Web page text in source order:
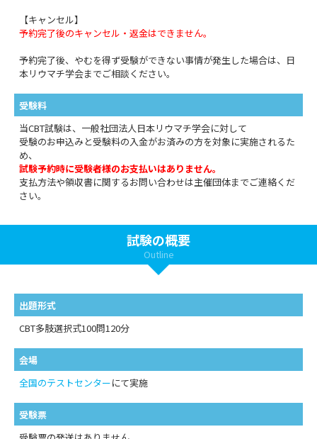
【キャンセル】
予約完了後のキャンセル・返金はできません。
予約完了後、やむを得ず受験ができない事情が発生した場合は、日
本リウマチ学会までご相談ください。
受験料
当CBT試験は、一般社団法人日本リウマチ学会に対して
受験のお申込みと受験料の入金がお済みの方を対象に実施されるた
め、
試験予約時に受験者様のお支払いはありません。
支払方法や領収書に関するお問い合わせは主催団体までご連絡くだ
さい。
試験の概要
Outline
出題形式
CBT多肢選択式100問120分
会場
全国のテストセンターにて実施
受験票